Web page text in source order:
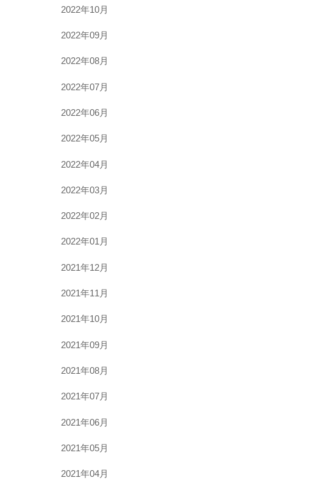
2022年10月
2022年09月
2022年08月
2022年07月
2022年06月
2022年05月
2022年04月
2022年03月
2022年02月
2022年01月
2021年12月
2021年11月
2021年10月
2021年09月
2021年08月
2021年07月
2021年06月
2021年05月
2021年04月